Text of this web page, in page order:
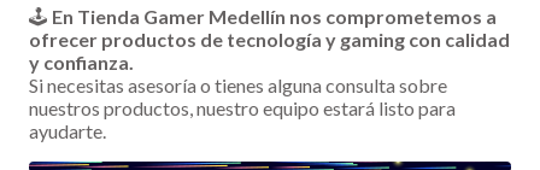
🕹️ En Tienda Gamer Medellín nos comprometemos a
ofrecer productos de tecnología y gaming con calidad
y confianza.
Si necesitas asesoría o tienes alguna consulta sobre
nuestros productos, nuestro equipo estará listo para
ayudarte.